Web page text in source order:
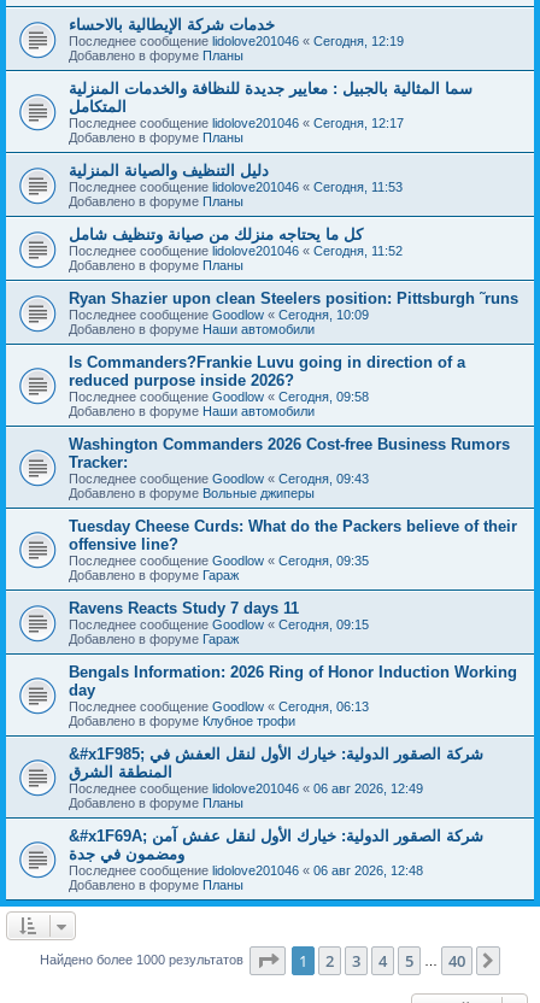
خدمات شركة الإيطالية بالاحساء
Последнее сообщение lidolove201046 « Сегодня, 12:19
Добавлено в форуме Планы
سما المثالية بالجبيل : معايير جديدة للنظافة والخدمات المنزلية
المتكامل
Последнее сообщение lidolove201046 « Сегодня, 12:17
Добавлено в форуме Планы
دليل التنظيف والصيانة المنزلية
Последнее сообщение lidolove201046 « Сегодня, 11:53
Добавлено в форуме Планы
كل ما يحتاجه منزلك من صيانة وتنظيف شامل
Последнее сообщение lidolove201046 « Сегодня, 11:52
Добавлено в форуме Планы
Ryan Shazier upon clean Steelers position: Pittsburgh ˜runs
Последнее сообщение Goodlow « Сегодня, 10:09
Добавлено в форуме Наши автомобили
Is Commanders?Frankie Luvu going in direction of a
reduced purpose inside 2026?
Последнее сообщение Goodlow « Сегодня, 09:58
Добавлено в форуме Наши автомобили
Washington Commanders 2026 Cost-free Business Rumors
Tracker:
Последнее сообщение Goodlow « Сегодня, 09:43
Добавлено в форуме Вольные джиперы
Tuesday Cheese Curds: What do the Packers believe of their
offensive line?
Последнее сообщение Goodlow « Сегодня, 09:35
Добавлено в форуме Гараж
Ravens Reacts Study 7 days 11
Последнее сообщение Goodlow « Сегодня, 09:15
Добавлено в форуме Гараж
Bengals Information: 2026 Ring of Honor Induction Working
day
Последнее сообщение Goodlow « Сегодня, 06:13
Добавлено в форуме Клубное трофи
&#x1F985; شركة الصقور الدولية: خيارك الأول لنقل العفش في
المنطقة الشرق
Последнее сообщение lidolove201046 « 06 авг 2026, 12:49
Добавлено в форуме Планы
&#x1F69A; شركة الصقور الدولية: خيارك الأول لنقل عفش آمن
ومضمون في جدة
Последнее сообщение lidolove201046 « 06 авг 2026, 12:48
Добавлено в форуме Планы
Найдено более 1000 результатов Страница из 40
1 2 3 4 5 40